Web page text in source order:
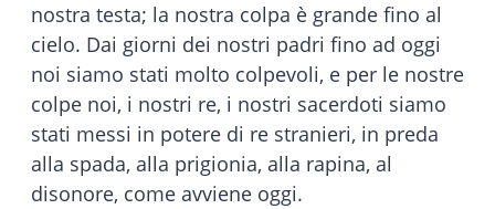
nostra testa; la nostra colpa è grande fino al
cielo. Dai giorni dei nostri padri fino ad oggi
noi siamo stati molto colpevoli, e per le nostre
colpe noi, i nostri re, i nostri sacerdoti siamo
stati messi in potere di re stranieri, in preda
alla spada, alla prigionia, alla rapina, al
disonore, come avviene oggi.